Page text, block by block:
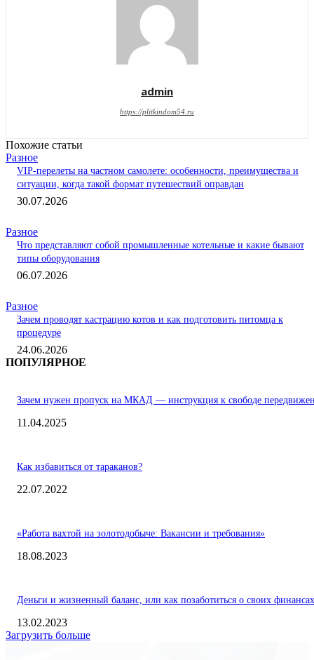
admin
https://plitkindom54.ru
Похожие статьи
Разное
VIP-перелеты на частном самолете: особенности, преимущества и
ситуации, когда такой формат путешествий оправдан
30.07.2026
Разное
Что представляют собой промышленные котельные и какие бывают
типы оборудования
06.07.2026
Разное
Зачем проводят кастрацию котов и как подготовить питомца к
процедуре
24.06.2026
ПОПУЛЯРНОЕ
Зачем нужен пропуск на МКАД — инструкция к свободе
11.04.2025
Как избавиться от тараканов?
22.07.2022
«Работа вахтой на золотодобыче: Вакансии и требования»
18.08.2023
Деньги и жизненный баланс, или как позаботиться о своих финансах
13.02.2023
Загрузить больше